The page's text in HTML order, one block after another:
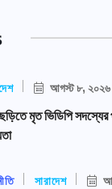
আগস্ট ৮, ২০২৬
মৃত ভিডিপি সদস্যের
সারাদেশ